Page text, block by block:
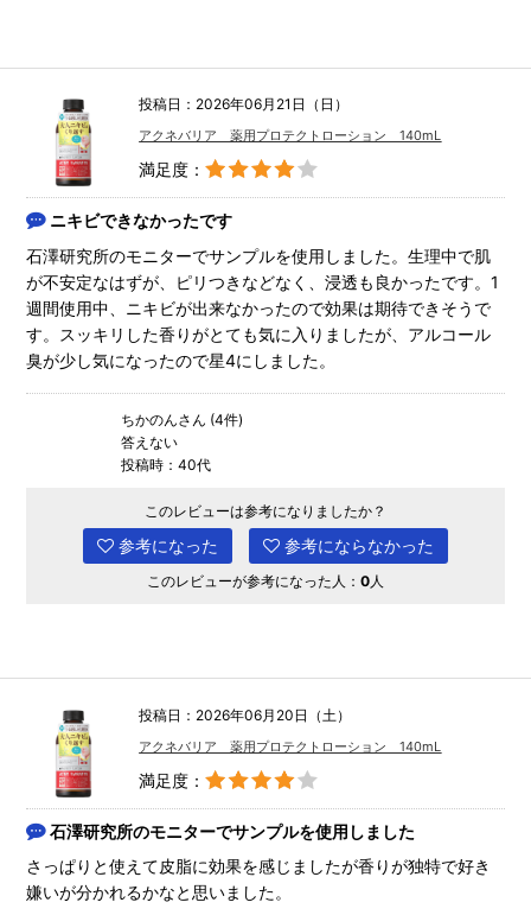
投稿日：2026年06月21日（日）
アクネバリア 薬用プロテクトローション 140mL
満足度：
ニキビできなかったです
石澤研究所のモニターでサンプルを使用しました。生理中で肌
が不安定なはずが、ピリつきなどなく、浸透も良かったです。1
週間使用中、ニキビが出来なかったので効果は期待できそうで
す。スッキリした香りがとても気に入りましたが、アルコール
臭が少し気になったので星4にしました。
ちかのんさん (4件)
答えない
投稿時：40代
このレビューは参考になりましたか？
参考になった 参考にならなかった
このレビューが参考になった人： 0 人
投稿日：2026年06月20日（土）
アクネバリア 薬用プロテクトローション 140mL
満足度：
石澤研究所のモニターでサンプルを使用しました
さっぱりと使えて皮脂に効果を感じましたが香りが独特で好き
嫌いが分かれるかなと思いました。